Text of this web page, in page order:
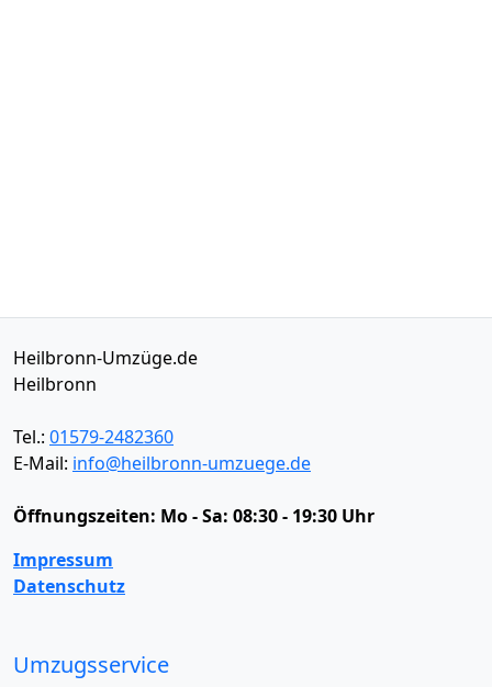
Heilbronn-Umzüge.de
Heilbronn
Tel.: 01579-2482360
E-Mail: info@heilbronn-umzuege.de
Öffnungszeiten: Mo - Sa: 08:30 - 19:30 Uhr
Impressum
Datenschutz
Umzugsservice